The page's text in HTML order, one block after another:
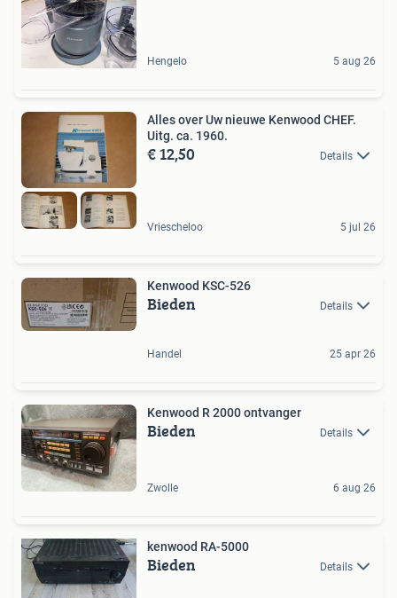
Hengelo 5 aug 26
Alles over Uw nieuwe Kenwood CHEF.
Uitg. ca. 1960.
€ 12,50 Details
Vriescheloo 5 jul 26
Kenwood KSC-526
Bieden Details
Handel 25 apr 26
Kenwood R 2000 ontvanger
Bieden Details
Zwolle 6 aug 26
kenwood RA-5000
Bieden Details